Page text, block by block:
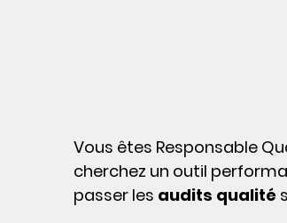
Vous êtes Responsable
cherchez un outil
passer les audits qualité